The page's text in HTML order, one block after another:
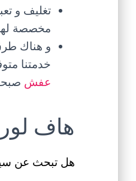
تغليف و
مخصصة
و هناك
خدمتنا متوفرة على مدار 24 ساعة
عفش
هاف
هل تبحث عن